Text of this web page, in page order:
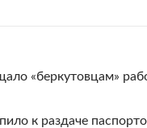
«беркутовцам»
к раздаче